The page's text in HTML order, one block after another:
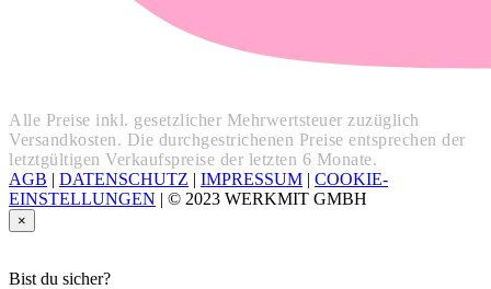
Alle Preise inkl. gesetzlicher Mehrwertsteuer zuzüglich
Versandkosten. Die durchgestrichenen Preise entsprechen der
letztgültigen Verkaufspreise der letzten 6 Monate.
AGB | DATENSCHUTZ | IMPRESSUM | COOKIE-
EINSTELLUNGEN | © 2023 WERKMIT GMBH
×
Bist du sicher?